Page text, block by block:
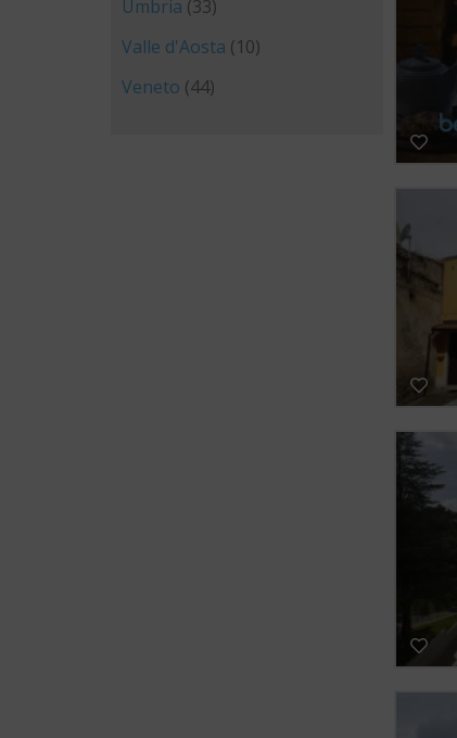
Umbria (33)
Valle d'Aosta (10)
Veneto (44)